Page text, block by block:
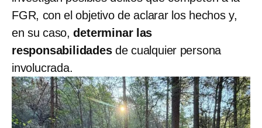
FGR, con el objetivo de aclarar los hechos y,
en su caso,determinar las
responsabilidadesde cualquier persona
involucrada.